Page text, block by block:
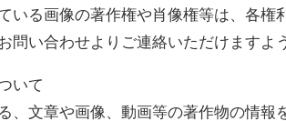
いる画像の著作権や肖像権等は、各権
問い合わせよりご連絡いただけますよ
いて
、文章や画像、動画等の著作物の情報